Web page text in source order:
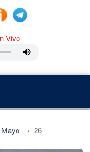
Vivo
Mayo 26